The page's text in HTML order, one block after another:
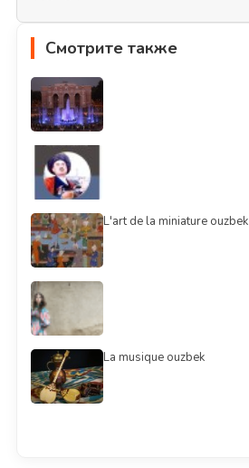
Смотрите также
L'art de la miniature ouzbek
La musique ouzbek